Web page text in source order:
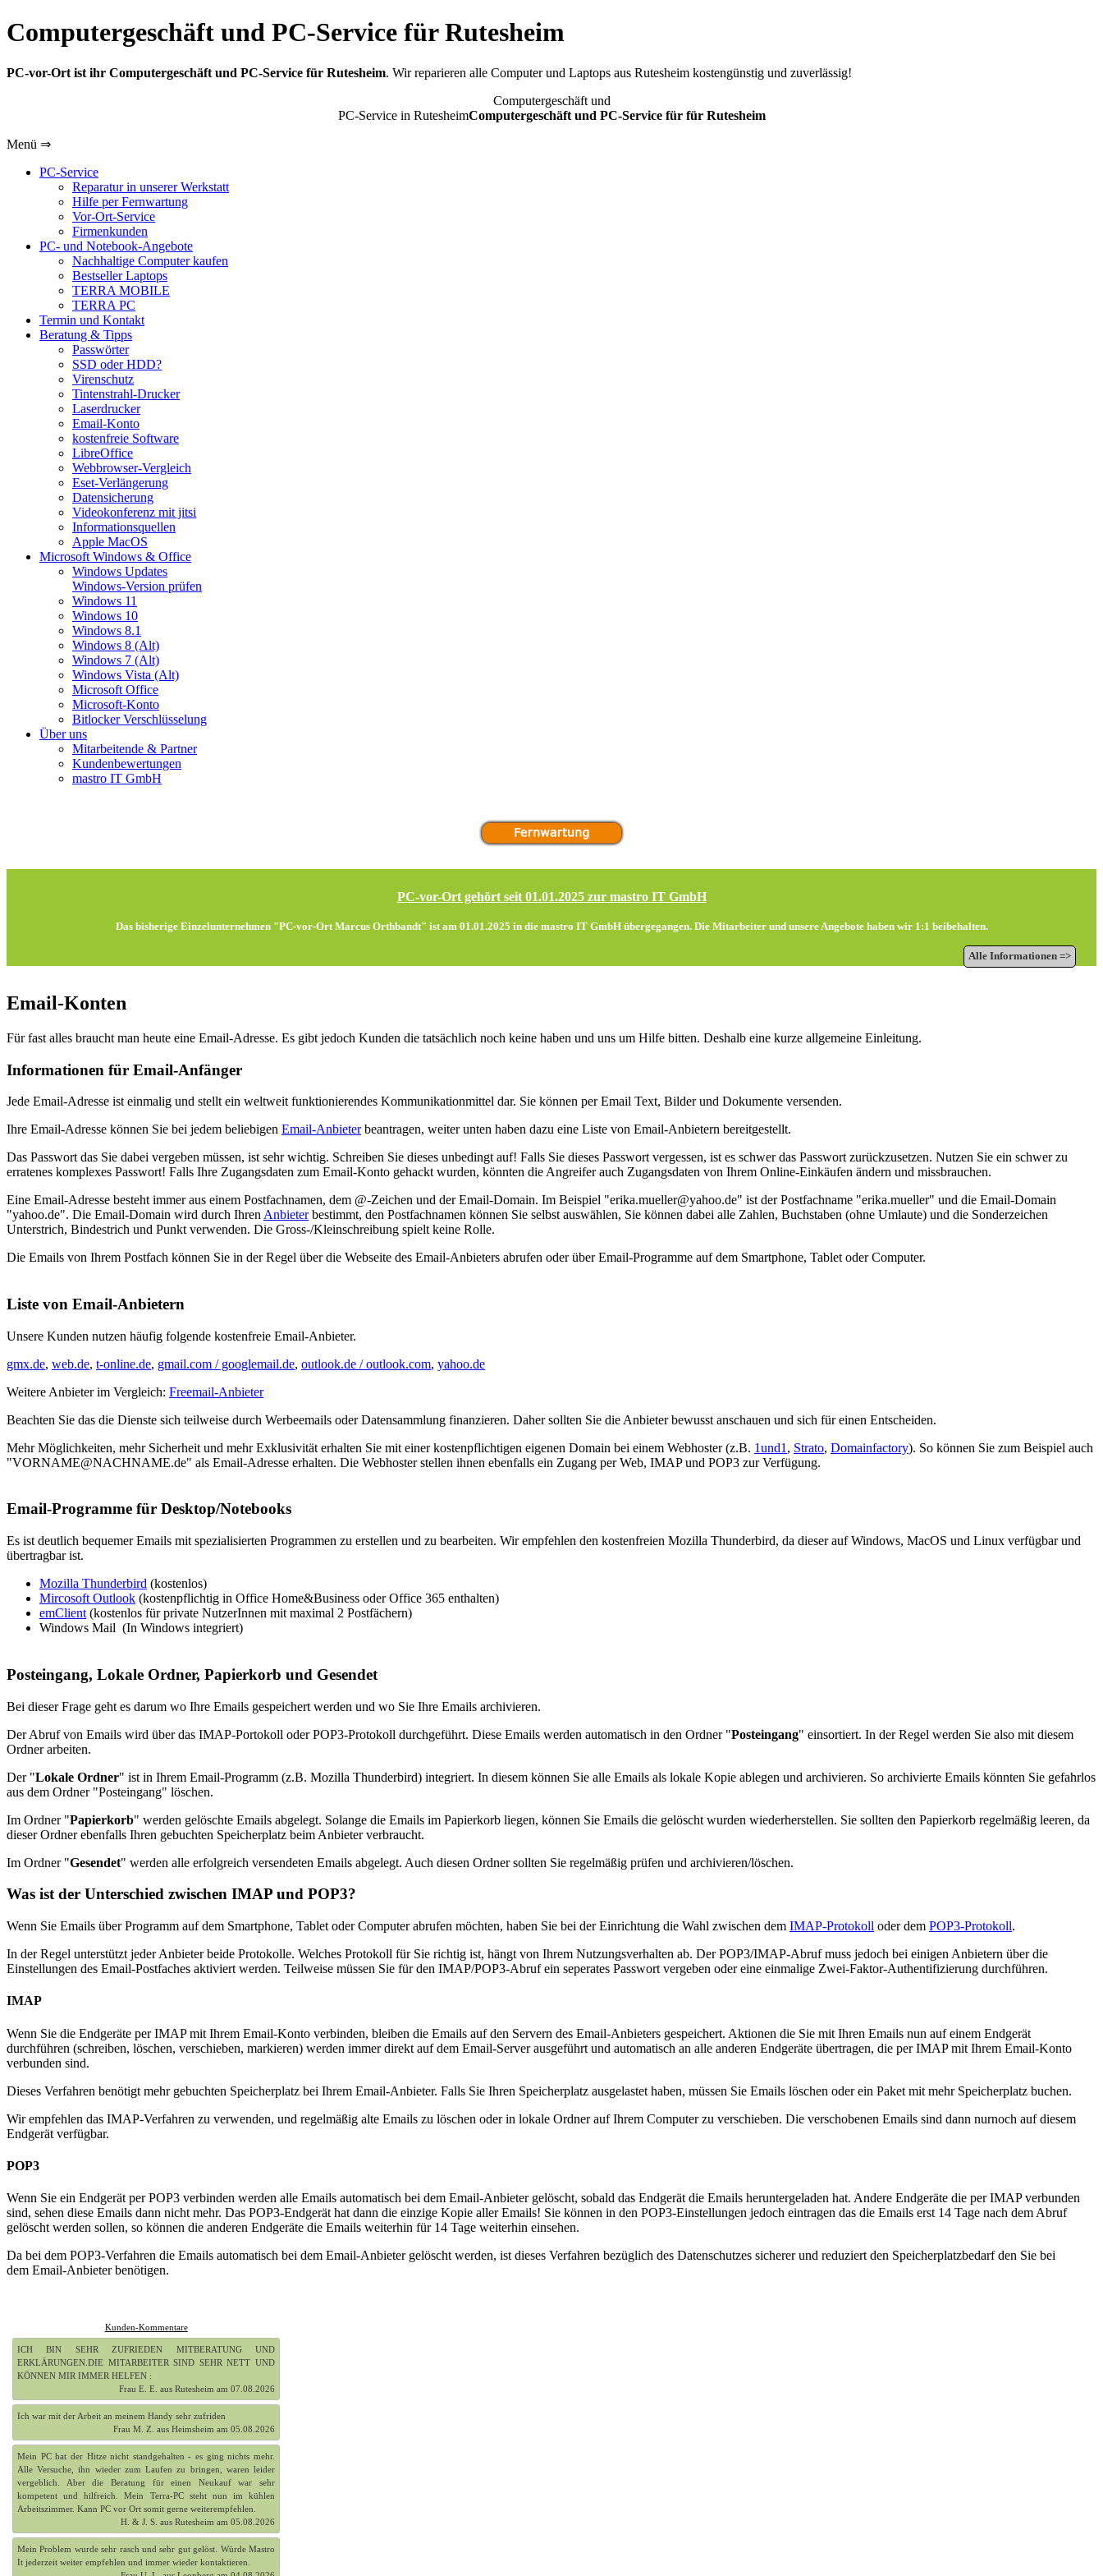
Computergeschäft und PC-Service für Rutesheim
PC-vor-Ort ist ihr Computergeschäft und PC-Service für Rutesheim. Wir reparieren alle Computer und Laptops aus Rutesheim kostengünstig und zuverlässig!
Computergeschäft und
PC-Service in RutesheimComputergeschäft und PC-Service für für Rutesheim
Menü ⇒
PC-Service
Reparatur in unserer Werkstatt
Hilfe per Fernwartung
Vor-Ort-Service
Firmenkunden
PC- und Notebook-Angebote
Nachhaltige Computer kaufen
Bestseller Laptops
TERRA MOBILE
TERRA PC
Termin und Kontakt
Beratung & Tipps
Passwörter
SSD oder HDD?
Virenschutz
Tintenstrahl-Drucker
Laserdrucker
Email-Konto
kostenfreie Software
LibreOffice
Webbrowser-Vergleich
Eset-Verlängerung
Datensicherung
Videokonferenz mit jitsi
Informationsquellen
Apple MacOS
Microsoft Windows & Office
Windows Updates
Windows-Version prüfen
Windows 11
Windows 10
Windows 8.1
Windows 8 (Alt)
Windows 7 (Alt)
Windows Vista (Alt)
Microsoft Office
Microsoft-Konto
Bitlocker Verschlüsselung
Über uns
Mitarbeitende & Partner
Kundenbewertungen
mastro IT GmbH
PC-vor-Ort gehört seit 01.01.2025 zur mastro IT GmbH
Das bisherige Einzelunternehmen "PC-vor-Ort Marcus Orthbandt" ist am 01.01.2025 in die mastro IT GmbHübergegangen. Die Mitarbeiter und unsere Angebote haben wir 1:1 beibehalten.
Alle Informationen =>
Email-Konten
Für fast alles braucht man heute eine Email-Adresse. Es gibt jedoch Kunden die tatsächlich noch keine haben und uns um Hilfe bitten. Deshalb eine kurze allgemeine Einleitung.
Informationen für Email-Anfänger
Jede Email-Adresse ist einmalig und stellt ein weltweit funktionierendes Kommunikationmittel dar. Sie können per Email Text, Bilder und Dokumente versenden.
Ihre Email-Adresse können Sie bei jedem beliebigen Email-Anbieterbeantragen, weiter unten haben dazu eine Liste von Email-Anbietern bereitgestellt.
Das Passwort das Sie dabei vergeben müssen, ist sehr wichtig. Schreiben Sie dieses unbedingt auf! Falls Sie dieses Passwort vergessen, ist es schwer das Passwort zurückzusetzen. Nutzen Sie ein schwer zu
erratenes komplexes Passwort! Falls Ihre Zugangsdaten zum Email-Konto gehackt wurden, könnten die Angreifer auch Zugangsdaten von Ihrem Online-Einkäufen ändern und missbrauchen.
Eine Email-Adresse besteht immer aus einem Postfachnamen, dem @-Zeichen und der Email-Domain. Im Beispiel "erika.mueller@yahoo.de" ist der Postfachname "erika.mueller" und die Email-Domain
"yahoo.de". Die Email-Domain wird durch Ihren Anbieterbestimmt, den Postfachnamen können Sie selbst auswählen, Sie können dabei alle Zahlen, Buchstaben (ohne Umlaute) und die Sonderzeichen
Unterstrich, Bindestrich und Punkt verwenden. Die Gross-/Kleinschreibung spielt keine Rolle.
Die Emails von Ihrem Postfach können Sie in der Regel über die Webseite des Email-Anbieters abrufen oder über Email-Programme auf dem Smartphone, Tablet oder Computer.
Liste von Email-Anbietern
Unsere Kunden nutzen häufig folgende kostenfreie Email-Anbieter.
gmx.de, web.de, t-online.de, gmail.com / googlemail.de, outlook.de / outlook.com, yahoo.de
Weitere Anbieter im Vergleich: Freemail-Anbieter
Beachten Sie das die Dienste sich teilweise durch Werbeemails oder Datensammlung finanzieren. Daher sollten Sie die Anbieter bewusst anschauen und sich für einen Entscheiden.
Mehr Möglichkeiten, mehr Sicherheit und mehr Exklusivität erhalten Sie mit einer kostenpflichtigen eigenen Domain bei einem Webhoster (z.B. 1und1 , Strato, Domainfactory). So können Sie zum Beispiel auch
"VORNAME@NACHNAME.de" als Email-Adresse erhalten. Die Webhoster stellen ihnen ebenfalls ein Zugang per Web, IMAP und POP3 zur Verfügung.
Email-Programme für Desktop/Notebooks
Es ist deutlich bequemer Emails mit spezialisierten Programmen zu erstellen und zu bearbeiten. Wir empfehlen den kostenfreien Mozilla Thunderbird, da dieser auf Windows, MacOS und Linux verfügbar und
übertragbar ist.
Mozilla Thunderbird (kostenlos)
Mircosoft Outlook (kostenpflichtig in Office Home&Business oder Office 365 enthalten)
emClient (kostenlos für private NutzerInnen mit maximal 2 Postfächern)
Windows Mail (In Windows integriert)
Posteingang, Lokale Ordner, Papierkorb und Gesendet
Bei dieser Frage geht es darum wo Ihre Emails gespeichert werden und wo Sie Ihre Emails archivieren.
Der Abruf von Emails wird über das IMAP-Portokoll oder POP3-Protokoll durchgeführt. Diese Emails werden automatisch in den Ordner "Posteingang" einsortiert. In der Regel werden Sie also mit diesem
Ordner arbeiten.
Der "Lokale Ordner" ist in Ihrem Email-Programm (z.B. Mozilla Thunderbird) integriert. In diesem können Sie alle Emails als lokale Kopie ablegen und archivieren. So archivierte Emails könnten Sie gefahrlos
aus dem Ordner "Posteingang" löschen.
Im Ordner "Papierkorb" werden gelöschte Emails abgelegt. Solange die Emails im Papierkorb liegen, können Sie Emails die gelöscht wurden wiederherstellen. Sie sollten den Papierkorb regelmäßig leeren, da
dieser Ordner ebenfalls Ihren gebuchten Speicherplatz beim Anbieter verbraucht.
Im Ordner "Gesendet" werden alle erfolgreich versendeten Emails abgelegt. Auch diesen Ordner sollten Sie regelmäßig prüfen und archivieren/löschen.
Was ist der Unterschied zwischen IMAP und POP3?
Wenn Sie Emails über Programm auf dem Smartphone, Tablet oder Computer abrufen möchten, haben Sie bei der Einrichtung die Wahl zwischen dem IMAP-Protokoll oder dem POP3-Protokoll.
In der Regel unterstützt jeder Anbieter beide Protokolle. Welches Protokoll für Sie richtig ist, hängt von Ihrem Nutzungsverhalten ab. Der POP3/IMAP-Abruf muss jedoch bei einigen Anbietern über die
Einstellungen des Email-Postfaches aktiviert werden. Teilweise müssen Sie für den IMAP/POP3-Abruf ein seperates Passwort vergeben oder eine einmalige Zwei-Faktor-Authentifizierung durchführen.
IMAP
Wenn Sie die Endgeräte per IMAP mit Ihrem Email-Konto verbinden, bleiben die Emails auf den Servern des Email-Anbieters gespeichert. Aktionen die Sie mit Ihren Emails nun auf einem Endgerät
durchführen (schreiben, löschen, verschieben, markieren) werden immer direkt auf dem Email-Server ausgeführt und automatisch an alle anderen Endgeräte übertragen, die per IMAP mit Ihrem Email-Konto
verbunden sind.
Dieses Verfahren benötigt mehr gebuchten Speicherplatz bei Ihrem Email-Anbieter. Falls Sie Ihren Speicherplatz ausgelastet haben, müssen Sie Emails löschen oder ein Paket mit mehr Speicherplatz buchen.
Wir empfehlen das IMAP-Verfahren zu verwenden, und regelmäßig alte Emails zu löschen oder in lokale Ordner auf Ihrem Computer zu verschieben. Die verschobenen Emails sind dann nurnoch auf diesem
Endgerät verfügbar.
POP3
Wenn Sie ein Endgerät per POP3 verbinden werden alle Emails automatisch bei dem Email-Anbieter gelöscht, sobald das Endgerät die Emails heruntergeladen hat. Andere Endgeräte die per IMAP verbunden
sind, sehen diese Emails dann nicht mehr. Das POP3-Endgerät hat dann die einzige Kopie aller Emails! Sie können in den POP3-Einstellungen jedoch eintragen das die Emails erst 14 Tage nach dem Abruf
gelöscht werden sollen, so können die anderen Endgeräte die Emails weiterhin für 14 Tage weiterhin einsehen.
Da bei dem POP3-Verfahren die Emails automatisch bei dem Email-Anbieter gelöscht werden, ist dieses Verfahren bezüglich des Datenschutzes sicherer und reduziert den Speicherplatzbedarf den Sie bei
dem Email-Anbieter benötigen.
Kunden-Kommentare
ICH BIN SEHR ZUFRIEDEN MITBERATUNG UND
ERKLÄRUNGEN.DIE MITARBEITER SIND SEHR NETT UND
KÖNNEN MIR IMMER HELFEN :
Frau E. E. aus Rutesheim am 07.08.2026
Ich war mit der Arbeit an meinem Handy sehr zufriden
Frau M. Z. aus Heimsheim am 05.08.2026
Mein PC hat der Hitze nicht standgehalten - es ging nichts mehr.
Alle Versuche, ihn wieder zum Laufen zu bringen, waren leider
vergeblich. Aber die Beratung für einen Neukauf war sehr
kompetent und hilfreich. Mein Terra-PC steht nun im kühlen
Arbeitszimmer. Kann PC vor Ort somit gerne weiterempfehlen.
H. & J. S. aus Rutesheim am 05.08.2026
Mein Problem wurde sehr rasch und sehr gut gelöst. Würde Mastro
It jederzeit weiter empfehlen und immer wieder kontaktieren.